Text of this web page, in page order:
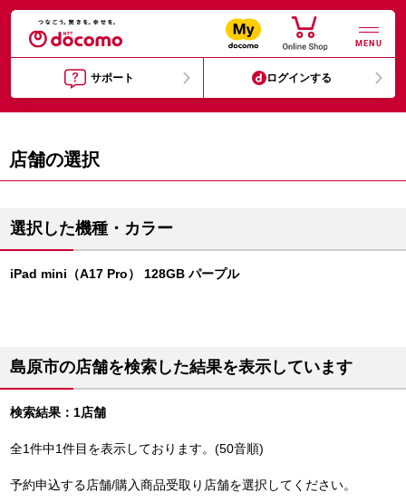
MENU
サポート ログインする
店舗の選択
選択した機種・カラー
iPad mini（A17 Pro） 128GB パープル
島原市の店舗を検索した結果を表示しています
検索結果：1店舗
全1件中1件目を表示しております。(50音順)
予約申込する店舗/購入商品受取り店舗を選択してください。